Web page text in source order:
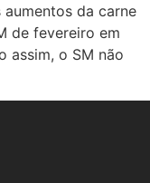
da carne
de fevereiro em
assim, o SM não